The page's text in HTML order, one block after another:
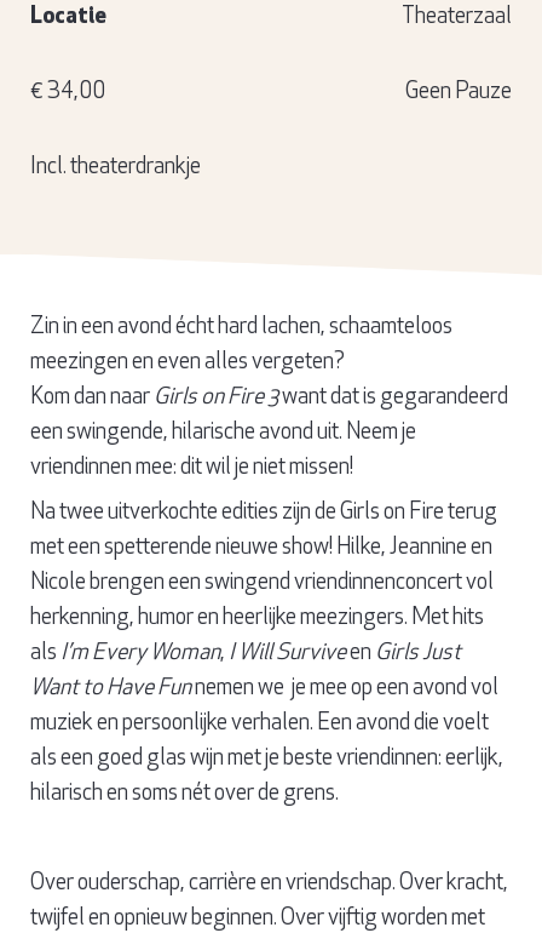
Locatie Theaterzaal
€ 34,00 Geen Pauze
Incl. theaterdrankje
Zin in een avond écht hard lachen, schaamteloos
meezingen en even alles vergeten?
Kom dan naar Girls on Fire 3want dat is gegarandeerd
een swingende, hilarische avond uit. Neem je
vriendinnen mee: dit wil je niet missen!
Na twee uitverkochte edities zijn de Girls on Fire terug
met een spetterende nieuwe show! Hilke, Jeannine en
Nicole brengen een swingend vriendinnenconcert vol
herkenning, humor en heerlijke meezingers. Met hits
als I’m Every Woman, I Will Surviveen Girls Just
Want to Have Funnemen we je mee op een avond vol
muziek en persoonlijke verhalen. Een avond die voelt
als een goed glas wijn met je beste vriendinnen: eerlijk,
hilarisch en soms nét over de grens.
Over ouderschap, carrière en vriendschap. Over kracht,
twijfel en opnieuw beginnen. Over vijftig worden met